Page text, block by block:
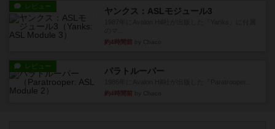
レビュー ヤンクス：ASLモジュール3
約4時間前
レビュー パラトルーパー
約4時間前